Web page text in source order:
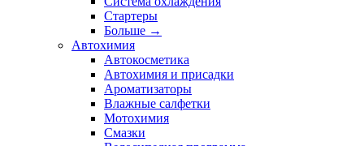
Стартеры
Больше →
Автохимия
Автокосметика
Автохимия и присадки
Ароматизаторы
Влажные салфетки
Мотохимия
Смазки